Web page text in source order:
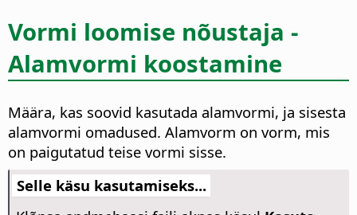
Vormi loomise nõustaja -
Alamvormi koostamine
Määra, kas soovid kasutada alamvormi, ja sisesta
alamvormi omadused. Alamvorm on vorm, mis
on paigutatud teise vormi sisse.
Selle käsu kasutamiseks...